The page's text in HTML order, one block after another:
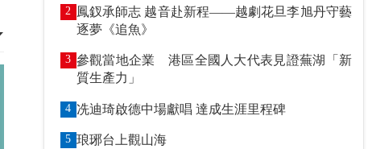
2 鳳釵承師志 越音赴新程——越劇花旦李旭丹守藝
逐夢《追魚》
3 參觀當地企業 港區全國人大代表見證蕪湖「新
質生產力」
4 冼迪琦啟德中場獻唱 達成生涯里程碑
5 琅琊台上觀山海